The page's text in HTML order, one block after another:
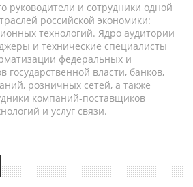
руководители и сотрудники одной
российской экономики:
технологий. Ядро аудитории
и технические специалисты
федеральных и
государственной власти, банков,
розничных сетей, а также
компаний-поставщиков
и услуг связи.